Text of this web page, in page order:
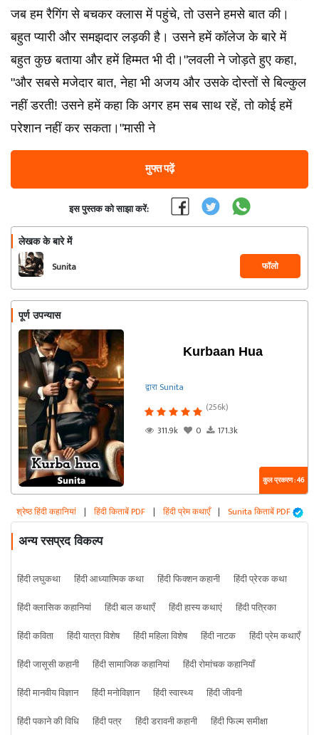
जब हम रैगिंग से बचकर क्लास में पहुंचे, तो उसने हमसे बात की।
बहुत प्यारी और समझदार लड़की है। उसने हमें कॉलेज के बारे में
बहुत कुछ बताया और हमें हिम्मत भी दी।"लवली ने जोड़ते हुए कहा,
"और सबसे मजेदार बात, नेहा भी अजय और उसके दोस्तों से बिल्कुल
नहीं डरती! उसने हमें कहा कि अगर हम सब साथ रहें, तो कोई हमें
परेशान नहीं कर सकता।"मासी ने
मुफ्त पढ़ें
इस पुस्तक को साझा करें:
लेखक के बारे में
Sunita फॉलो
पूर्ण उपन्यास
Kurbaan Hua
द्वारा Sunita
(256k)
311.9k
0 171.3k
कुल प्रकरण : 46
श्रेष्ठ हिंदी कहानियां | हिंदी किताबें PDF | हिंदी प्रेम कथाएँ | Sunita किताबें PDF
अन्य रसप्रद विकल्प
हिंदी लघुकथा हिंदी आध्यात्मिक कथा हिंदी फिक्शन कहानी
हिंदी प्रेरक कथा
हिंदी क्लासिक कहानियां
हिंदी बाल कथाएँ हिंदी हास्य कथाएं
हिंदी पत्रिका
हिंदी कविता
हिंदी यात्रा विशेष हिंदी महिला विशेष हिंदी नाटक
हिंदी प्रेम कथाएँ
हिंदी जासूसी कहानी
हिंदी सामाजिक कहानियां
हिंदी रोमांचक कहानियाँ
हिंदी मानवीय विज्ञान
हिंदी मनोविज्ञान हिंदी स्वास्थ्य
हिंदी जीवनी
हिंदी पकाने की विधि
हिंदी पत्र हिंदी डरावनी कहानी हिंदी फिल्म समीक्षा